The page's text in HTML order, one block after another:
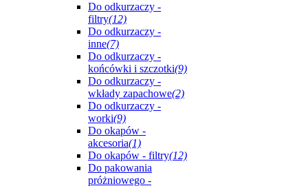
Do odkurzaczy -
filtry(12)
Do odkurzaczy -
inne(7)
Do odkurzaczy -
końcówki i szczotki(9)
Do odkurzaczy -
wkłady zapachowe(2)
Do odkurzaczy -
worki(9)
Do okapów -
akcesoria(1)
Do okapów - filtry(12)
Do pakowania
próżniowego -